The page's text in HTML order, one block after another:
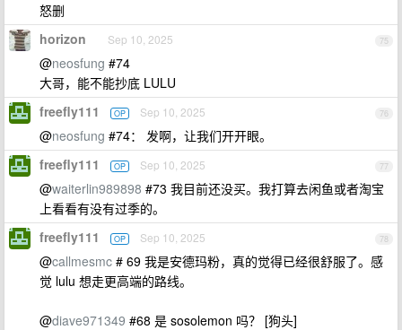
怒删
75
horizon Sep 10, 2025
@neosfung #74
大哥，能不能抄底 LULU
76
freefly111 OP Sep 10, 2025
@neosfung #74： 发啊，让我们开开眼。
77
freefly111 OP Sep 10, 2025
@waiterlin989898 #73 我目前还没买。我打算去闲鱼或者淘宝
上看看有没有过季的。
78
freefly111 OP Sep 10, 2025
@callmesmc # 69 我是安德玛粉，真的觉得已经很舒服了。感
觉 lulu 想走更高端的路线。
@diave971349 #68 是 sosolemon 吗？ [狗头]